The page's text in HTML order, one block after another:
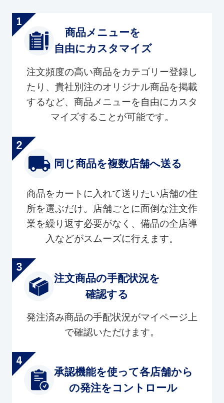
商品メニューを
自由にカスタマイズ
注文頻度の高い商品をカテゴリー登録し
たり、貴社別注のオリジナル商品を掲載
するなど、商品メニューを自由にカスタ
マイズすることが可能です。
同じ商品を複数店舗へ送る
商品をカートに入れて送りたい店舗の住
所を選ぶだけ。店舗ごとに面倒な注文作
業を繰り返す必要がなく、備品の全店導
入などがスムーズに行えます。
注文商品の手配状況を
確認する
発注済み商品の手配状況がマイページ上
で確認いただけます。
承認機能を使って各店舗から
の発注をコントロール